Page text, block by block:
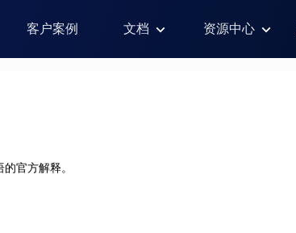
客户案例 文档 资源中心
官方解释。